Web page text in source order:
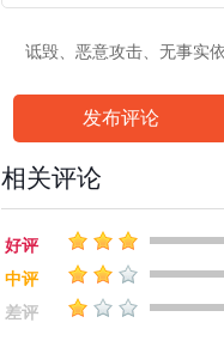
诋毁、恶意攻击、无事实
发布评论
相关评论
好评
中评
差评